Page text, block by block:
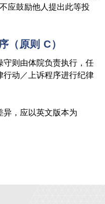
应鼓励他人提出此等投
（原则 C）
守则由体院负责执行，任
行动／上诉程序进行纪律
异，应以英文版本为